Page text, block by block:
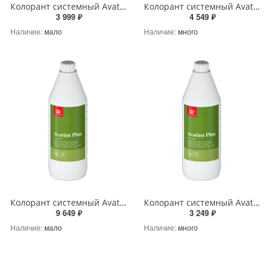
Колорант системный Avatint Plus Tikkurila BW (Blue Weak) 1Л (не замораживать, до +5) Tikkurila RU
3 999 ₽
Наличие:мало
Колорант системный Avatint Plus Tikkurila CH (Carbon High) 1Л (не замораживать, до +5) Tikkurila RU
4 549 ₽
Наличие:много
Колорант системный Avatint Plus Tikkurila BH (Blue High) 1Л (не замораживать, до +5) Tikkurila RU
9 649 ₽
Наличие:мало
Колорант системный Avatint Plus Tikkurila CW (Carbon Weak) 1Л (не замораживать, до +5) Tikkurila RU
3 249 ₽
Наличие:много